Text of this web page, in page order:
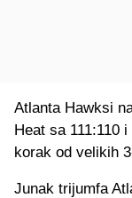
Atlanta Hawksi
Heat sa 111:110
korak od velikih
Junak trijumfa